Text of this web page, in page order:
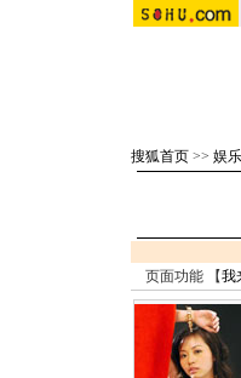
搜狐首页 >> 娱
页面功能 【我